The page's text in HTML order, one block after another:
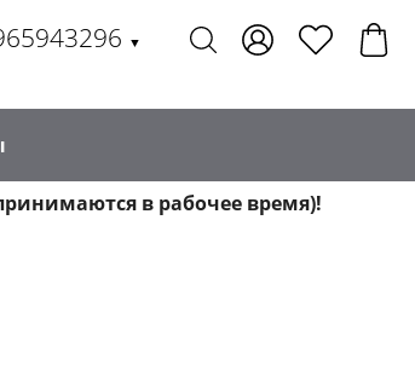
▼
в рабочее время)!